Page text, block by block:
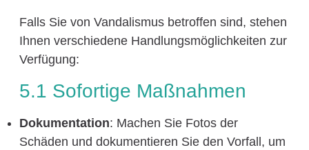
Falls Sie von Vandalismus betroffen sind, stehen
Ihnen verschiedene Handlungsmöglichkeiten zur
Verfügung:
5.1 Sofortige Maßnahmen
Dokumentation: Machen Sie Fotos der
Schäden und dokumentieren Sie den Vorfall, um